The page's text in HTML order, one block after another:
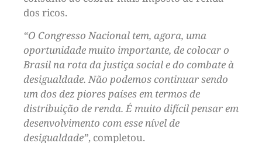
dos ricos.
“O Congresso Nacional tem, agora, uma
oportunidade muito importante, de colocar o
Brasil na rota da justiça social e do combate à
desigualdade. Não podemos continuar sendo
um dos dez piores países em termos de
distribuição de renda. É muito difícil pensar em
desenvolvimento com esse nível de
desigualdade”, completou.